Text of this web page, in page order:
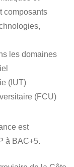
composants
les domaines
(IUT)
(FCU)
est
à BAC+5.